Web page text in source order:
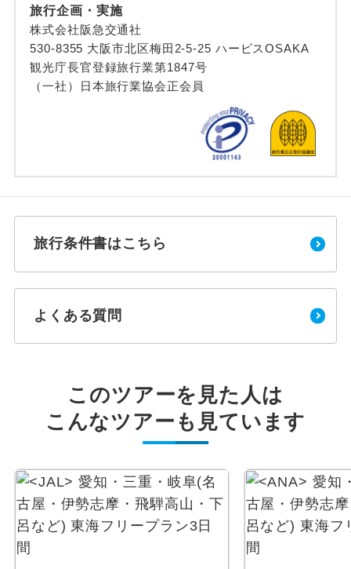
旅行企画・実施
株式会社阪急交通社
530-8355 大阪市北区梅田2-5-25 ハービスOSAKA
観光庁長官登録旅行業第1847号
（一社）日本旅行業協会正会員
旅行条件書はこちら
よくある質問
このツアーを見た人は
こんなツアーも見ています